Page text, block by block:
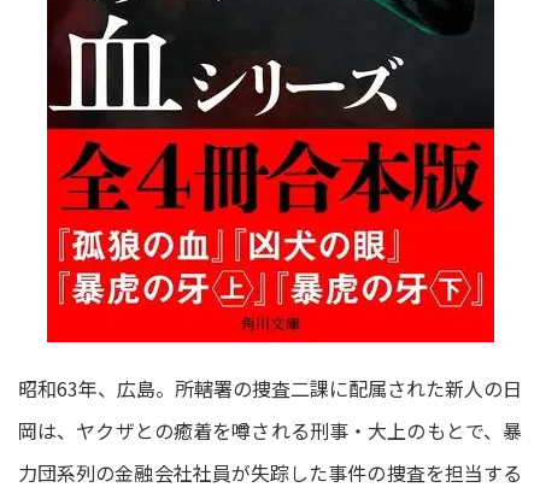
昭和63年、広島。所轄署の捜査二課に配属された新人の日
岡は、ヤクザとの癒着を噂される刑事・大上のもとで、暴
力団系列の金融会社社員が失踪した事件の捜査を担当する